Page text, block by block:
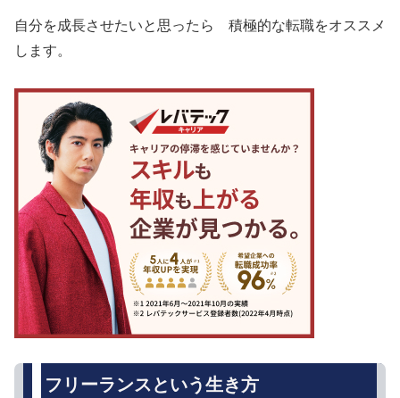
自分を成長させたいと思ったら 積極的な転職をオススメ
します。
フリーランスという生き方